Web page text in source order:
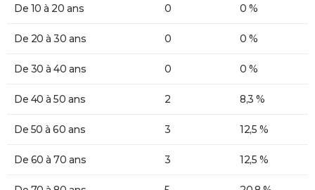
De 10 à 20 ans 0 0 %
De 20 à 30 ans 0 0 %
De 30 à 40 ans 0 0 %
De 40 à 50 ans 2 8,3 %
De 50 à 60 ans 3 12,5 %
De 60 à 70 ans 3 12,5 %